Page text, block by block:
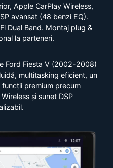
Apple CarPlay Wireless,
avansat (48 benzi EQ).
Dual Band. Montaj plug &
la parteneri.
Ford Fiesta V (2002-2008)
multitasking eficient, un
premium precum
și sunet DSP